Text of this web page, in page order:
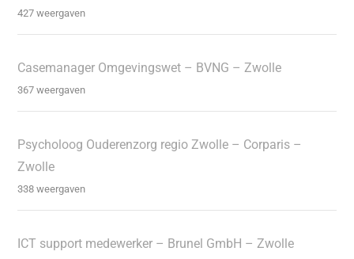
427 weergaven
Casemanager Omgevingswet – BVNG – Zwolle
367 weergaven
Psycholoog Ouderenzorg regio Zwolle – Corparis –
Zwolle
338 weergaven
ICT support medewerker – Brunel GmbH – Zwolle